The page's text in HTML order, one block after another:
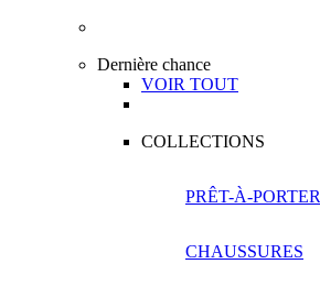
Dernière chance
VOIR TOUT
COLLECTIONS
PRÊT-À-PORTER
CHAUSSURES